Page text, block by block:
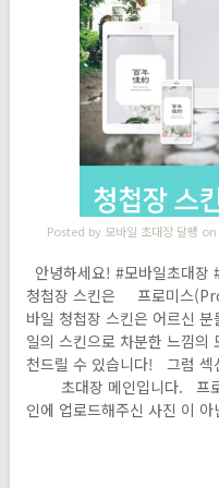
Posted by 모바일 초대장 달팽 on
안녕하세요! #모바일초대
청첩장 스킨은 프로미스
바일 청첩장 스킨은 어르신
일의 스킨으로 차분한 느낌의
천드릴 수 있습니다! 그럼 섹
초대장 메인입니다. 프로
인에 업로드해주신 사진 이